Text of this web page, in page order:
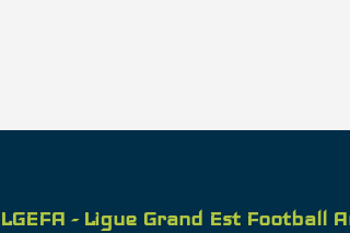
LGEFA - Ligue Grand Est Football